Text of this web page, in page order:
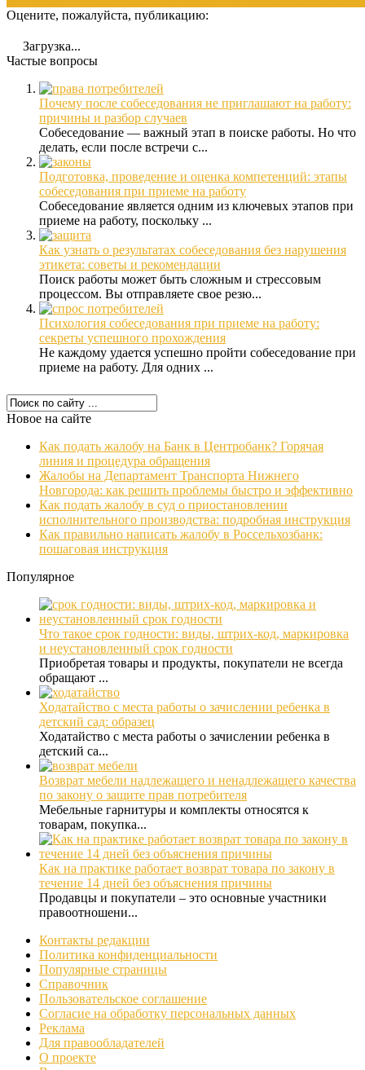
Оцените, пожалуйста, публикацию:
Загрузка...
Частые вопросы
Почему после собеседования не приглашают на работу:
причины и разбор случаев
Собеседование — важный этап в поиске работы. Но что
делать, если после встречи с...
Подготовка, проведение и оценка компетенций: этапы
собеседования при приеме на работу
Собеседование является одним из ключевых этапов при
приеме на работу, поскольку ...
Как узнать о результатах собеседования без нарушения
этикета: советы и рекомендации
Поиск работы может быть сложным и стрессовым
процессом. Вы отправляете свое резю...
Психология собеседования при приеме на работу:
секреты успешного прохождения
Не каждому удается успешно пройти собеседование при
приеме на работу. Для одних ...
Новое на сайте
Как подать жалобу на Банк в Центробанк? Горячая
линия и процедура обращения
Жалобы на Департамент Транспорта Нижнего
Новгорода: как решить проблемы быстро и эффективно
Как подать жалобу в суд о приостановлении
исполнительного производства: подробная инструкция
Как правильно написать жалобу в Россельхозбанк:
пошаговая инструкция
Популярное
Что такое срок годности: виды, штрих-код, маркировка
и неустановленный срок годности
Приобретая товары и продукты, покупатели не всегда
обращают ...
Ходатайство с места работы о зачислении ребенка в
детский сад: образец
Ходатайство с места работы о зачислении ребенка в
детский са...
Возврат мебели надлежащего и ненадлежащего качества
по закону о защите прав потребителя
Мебельные гарнитуры и комплекты относятся к
товарам, покупка...
Как на практике работает возврат товара по закону в
течение 14 дней без объяснения причины
Продавцы и покупатели – это основные участники
правоотношени...
Контакты редакции
Политика конфиденциальности
Популярные страницы
Справочник
Пользовательское соглашение
Согласие на обработку персональных данных
Реклама
Для правообладателей
О проекте